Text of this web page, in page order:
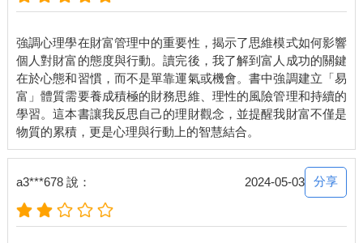
有錢人不會在賭博上孤注一擲。讓賭博成癮者感到幸福的並不是
卻還是沉迷於賭博或短期交易，這也是因為他們無法抵擋刺激和
快感。我曾經採訪過每天實際坐在證券公司裡解決兩餐的人，他
對我說：
「我沒辦法忍住想要交易的本能，在夢裡也總是出現股市走勢
圖，只要一天不交易，我就會不安到快要發瘋。」
綜上所述，減肥成功的人可以說已經具備成為有錢人的必要條
件。有錢人即使開餐廳也不會變胖；有錢人即使住在葡萄酒窖也
不會醉；有錢人即使經營賭場也不會賭上全部的財產。最終，有
錢人就是能夠控制享樂本能的人。
星巴克綠色杯子裡盛裝的幻想
強調心理學在財富管理中的重要性，揭示了思維模式如何影響
個人對財富的態度與行動。讀完後，我了解到富人成功的關鍵
在於心態和習慣，而不是單靠運氣或機會。書中強調建立「易
富」體質需要養成積極的財務思維、理性的風險管理和持續的
學習。這本書讓我反思自己的理財觀念，並提醒我財富不僅是
a3***678 說： 2024-05-03 分享